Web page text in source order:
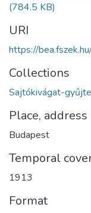
(784.5 KB)
URI
https://
Collections
Sajtókivágat-
Place, address
Budapest
Temporal
1913
Format